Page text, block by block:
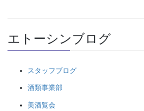
エトーシンブログ
スタッフブログ
酒類事業部
美酒覧会